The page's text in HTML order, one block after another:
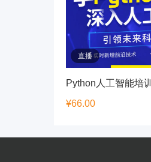
直播
Python人工智能培训
¥66.00